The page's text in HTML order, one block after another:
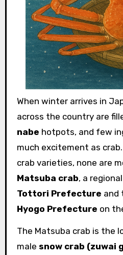
When winter arrives in Japan, the dining tables
across the country are
nabe hotpots, and few
much excitement as
crab varieties, none are
Matsuba crab, a
Tottori Prefecture and
Hyogo Prefecture on
The Matsuba crab is the
male snow crab (zuwai